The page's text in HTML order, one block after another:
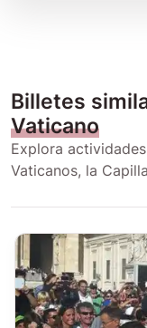
Billetes
Vaticano
Explora
Vaticanos, la